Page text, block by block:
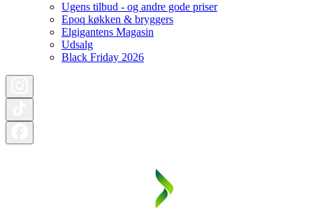
Ugens tilbud - og andre gode priser
Epoq køkken & bryggers
Elgigantens Magasin
Udsalg
Black Friday 2026